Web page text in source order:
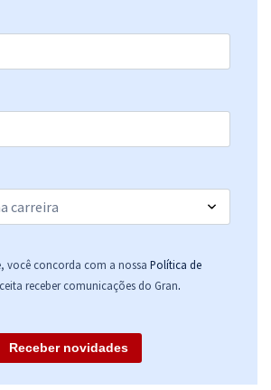
você concorda com a nossa Política de
receber comunicações do Gran.
Receber novidades